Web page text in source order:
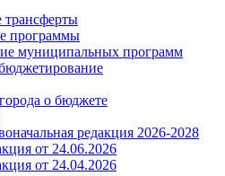
программы
муниципальных программ
о бюджете
редакция 2026-2028
от 24.06.2026
от 24.04.2026